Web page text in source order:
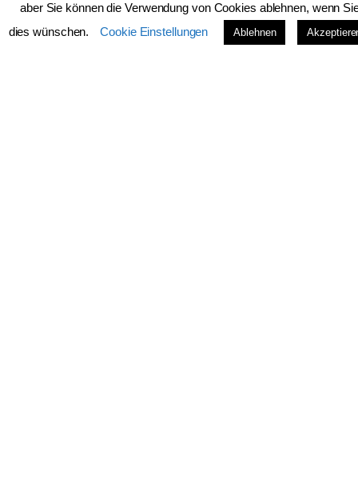
Name, E-Mail-Adresse und Website in diesem Browser
für meinen nächsten Kommentar speichern.
aber Sie können die Verwendung von Cookies ablehnen, wenn
dies wünschen.
Cookie Einstellungen Ablehnen